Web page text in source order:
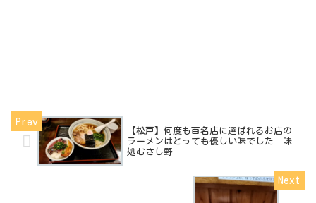
【松戸】何度も百名店に選ばれるお店の
ラーメンはとっても優しい味でした 味
処むさし野